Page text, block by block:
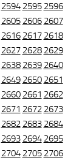
2594 2595 2596
2605 2606 2607
2616 2617 2618
2627 2628 2629
2638 2639 2640
2649 2650 2651
2660 2661 2662
2671 2672 2673
2682 2683 2684
2693 2694 2695
2704 2705 2706